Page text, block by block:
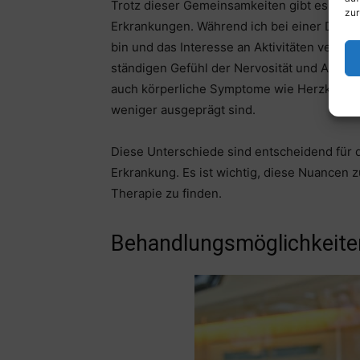
Trotz dieser Gemeinsamkeiten gibt es
Erkrankungen. Während ich bei einer
bin und das Interesse an Aktivitäten
ständigen Gefühl der Nervosität und
auch körperliche Symptome wie
weniger ausgeprägt sind.
Diese Unterschiede sind entscheidend für
Erkrankung. Es ist wichtig, diese Nuancen
Therapie zu finden.